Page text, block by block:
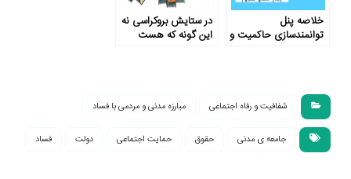
خلاصه پنل
توانمندسازی حاکمیت و
در ستایش بروکراسی نه
این گونه که هست
شفافیت و رفاه اجتماعی مبارزه مدنی و مردمی با فساد
جامعه ی مدنی حقوق حمایت اجتماعی دولت فساد